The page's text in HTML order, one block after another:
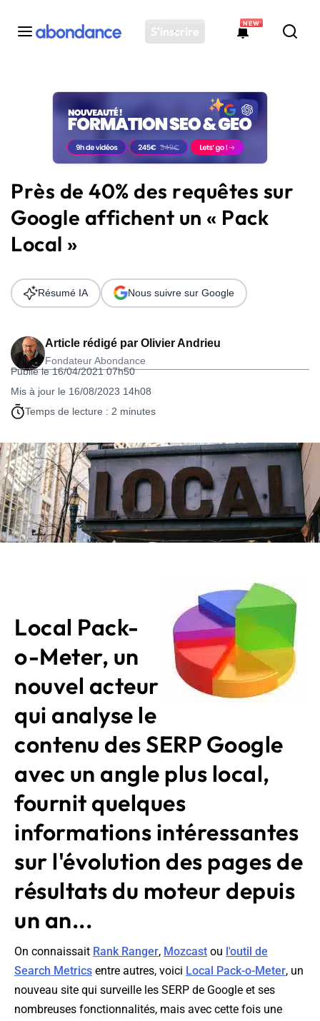
S'inscrire
NEW
Toutes les actus
Actus SEO
Plateforme
Solutions
Ressources
Audit SEO
Près de 40% des requêtes sur
Google affichent un « Pack
Local »
Article rédigé par Olivier Andrieu
Fondateur Abondance
Publié le 16/04/2021 07h50
Mis à jour le 16/08/2023 14h08
Temps de lecture : 2 minutes
Résumé IA Nous suivre sur Google
Local Pack-
o-Meter, un
nouvel acteur
qui analyse le
contenu des SERP Google
avec un angle plus local,
fournit quelques
informations intéressantes
sur l'évolution des pages de
résultats du moteur depuis
un an...
On connaissait Rank Ranger, Mozcast ou l'outil de
Search Metrics entre autres, voici Local Pack-o-Meter, un
nouveau site qui surveille les SERP de Google et ses
nombreuses fonctionnalités, mais avec cette fois une